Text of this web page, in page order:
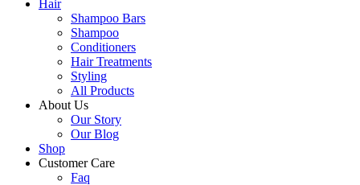
Hair
Shampoo Bars
Shampoo
Conditioners
Hair Treatments
Styling
All Products
About Us
Our Story
Our Blog
Shop
Customer Care
Faq